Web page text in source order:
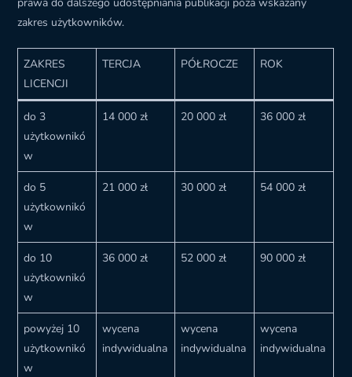
prawa do dalszego udostępniania publikacji poza wskazany
zakres użytkowników.
ZAKRES
LICENCJI
TERCJA PÓŁROCZE ROK
do 3
użytkownikó
w
14 000 zł 20 000 zł 36 000 zł
do 5
użytkownikó
w
21 000 zł 30 000 zł 54 000 zł
do 10
użytkownikó
w
36 000 zł 52 000 zł 90 000 zł
powyżej 10
użytkownikó
w
wycena
indywidualna
wycena
indywidualna
wycena
indywidualna